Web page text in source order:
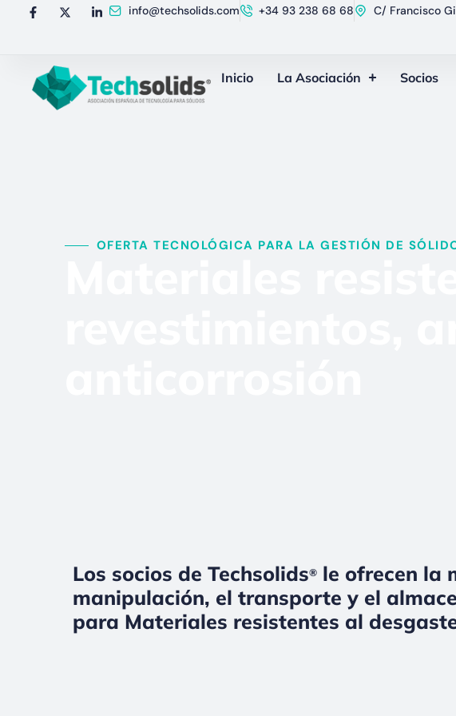
info@techsolids.com +34 93 238 68 68 C/ Francisco
Inicio La Asociación Socios
OFERTA TECNOLÓGICA PARA LA GESTIÓN DE
Los socios de Techsolids®le ofrecen la
manipulación, el transporte y el
para Materiales resistentes al